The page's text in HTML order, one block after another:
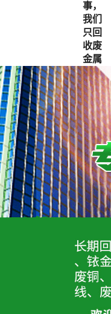
事，
我们
只回
收废
金属